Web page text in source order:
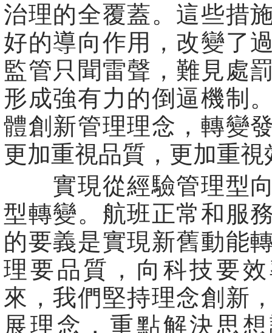
治理的全覆蓋。這些措
好的導向作用，改變了
監管只聞雷聲，難見處
形成強有力的倒逼機制
體創新管理理念，轉變
更加重視品質，更加重視
實現從經驗管理型向
型轉變。航班正常和服
的要義是實現新舊動能
理要品質，向科技要
來，我們堅持理念創新
展理念，重點解決思